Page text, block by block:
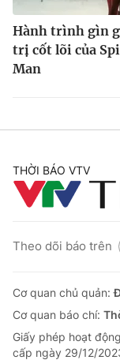
Hành trình gìn
trị cốt lõi của
Man
THỜI BÁO VTV
Theo dõi báo trên
Cơ quan chủ quản:
Cơ quan báo chí:
Giấy phép hoạt
cấp ngày 29/12/